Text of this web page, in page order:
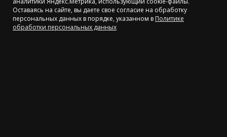
Объявление. Отпуск
Оставаясь на сайте, вы даете свое согласие на обработку
персональных данных в порядке, указанном в Политике
обработки персональных данных